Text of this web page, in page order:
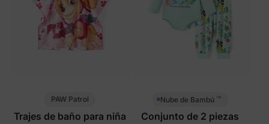
PAW Patrol
Trajes de baño para niña
Nube de Bambú ™
Conjunto de 2 piezas